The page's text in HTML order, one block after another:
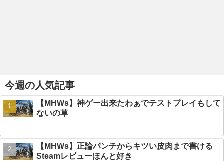
今週の人気記事
【MHWs】神ゲー出来たわぁでテストプレイもして
ないの草
【MHWs】正論パンチからキツい皮肉まで書ける
Steamレビューほんと好き